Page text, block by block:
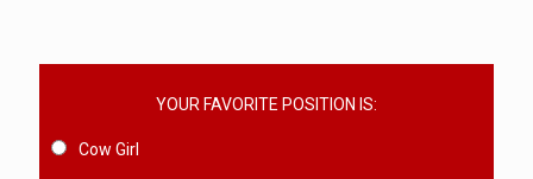
YOUR FAVORITE POSITION IS:
Cow Girl